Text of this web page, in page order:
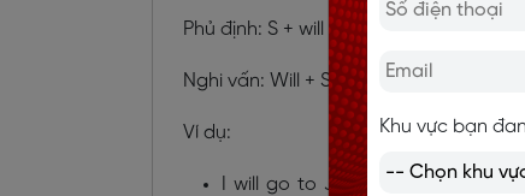
Phủ định: S + will + not + V + O
Nghi vấn: Will + S + V + O?
Ví dụ:
I will go to Japan with my
Khu vực bạn